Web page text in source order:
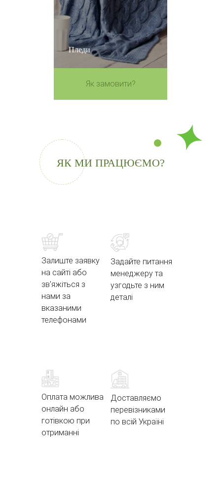
Пледи
Як замовити?
ЯК МИ ПРАЦЮЄМО?
Залиште заявку
на сайті або
зв'яжіться з
нами за
вказаними
телефонами
Задайте питання
менеджеру та
узгодьте з ним
деталі
Оплата можлива
онлайн або
готівкою при
отриманні
Доставляємо
перевізниками
по всій Україні